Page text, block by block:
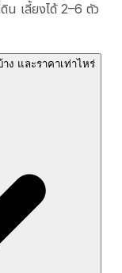
น เลี้ยงได้ 2–6 ตัว
ง และราคาเท่าไหร่